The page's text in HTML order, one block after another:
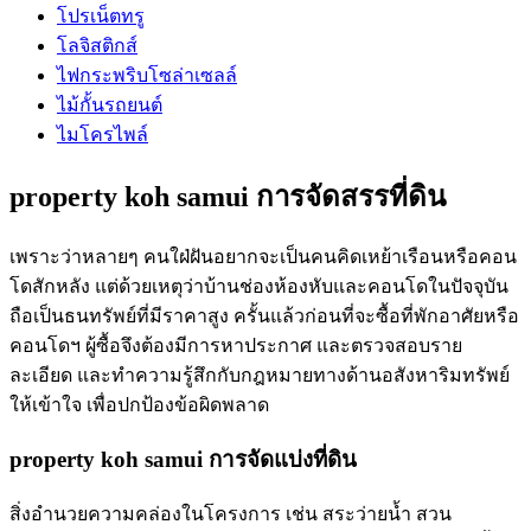
โปรเน็ตทรู
โลจิสติกส์
ไฟกระพริบโซล่าเซลล์
ไม้กั้นรถยนต์
ไมโครไพล์
property koh samui การจัดสรรที่ดิน
เพราะว่าหลายๆ คนใฝ่ฝันอยากจะเป็นคนคิดเหย้าเรือนหรือคอน
โดสักหลัง แต่ด้วยเหตุว่าบ้านช่องห้องหับและคอนโดในปัจจุบัน
ถือเป็นธนทรัพย์ที่มีราคาสูง ครั้นแล้วก่อนที่จะซื้อที่พักอาศัยหรือ
คอนโดฯ ผู้ซื้อจึงต้องมีการหาประกาศ และตรวจสอบราย
ละเอียด และทำความรู้สึกกับกฎหมายทางด้านอสังหาริมทรัพย์
ให้เข้าใจ เพื่อปกป้องข้อผิดพลาด
property koh samui การจัดแบ่งที่ดิน
สิ่งอำนวยความคล่องในโครงการ เช่น สระว่ายน้ำ สวน